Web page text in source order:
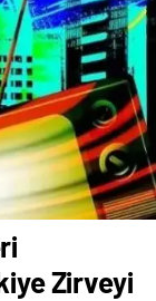
Zirveyi